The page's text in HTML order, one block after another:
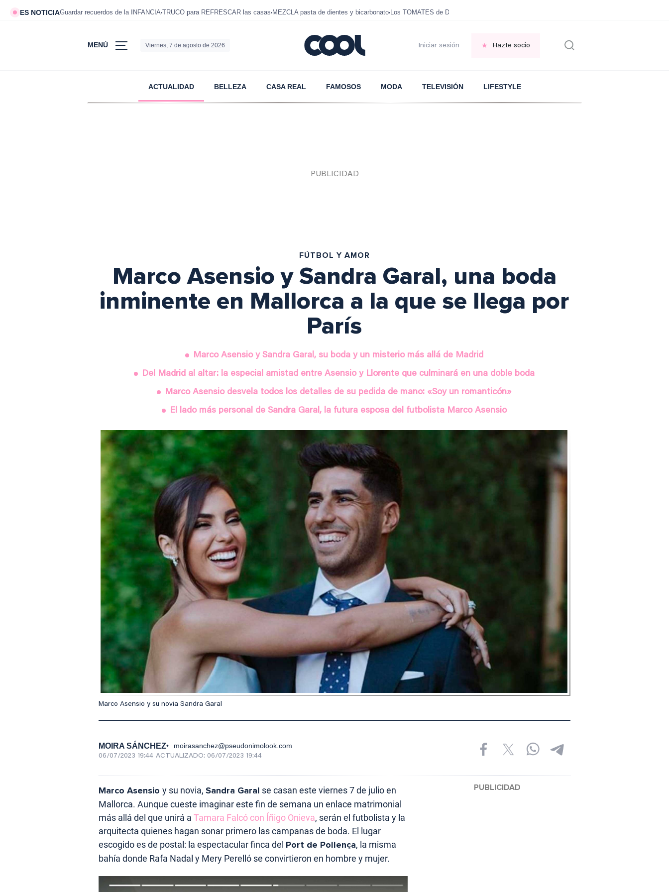
ES NOTICIAGuardar recuerdos de la INFANCIA TRUCO para REFRESCAR las casas MEZCLA pasta de dientes y bicarbonato Los TOMATES de Dani García
MENÚ Viernes, 7 de agosto de 2026 Iniciar sesión Hazte socio
ACTUALIDAD BELLEZA CASA REAL FAMOSOS MODA TELEVISIÓN LIFESTYLE
FÚTBOL Y AMOR
Marco Asensio y Sandra Garal, una boda
inminente en Mallorca a la que se llega por
París
Marco Asensio y Sandra Garal, su boda y un misterio más allá de Madrid
Del Madrid al altar: la especial amistad entre Asensio y Llorente que culminará en una doble boda
Marco Asensio desvela todos los detalles de su pedida de mano: «Soy un romanticón»
El lado más personal de Sandra Garal, la futura esposa del futbolista Marco Asensio
Marco Asensio y su novia Sandra Garal
MOIRA SÁNCHEZ moirasanchez@pseudonimolook.com
06/07/2023 19:44 ACTUALIZADO: 06/07/2023 19:44
Marco Asensio y su novia, Sandra Garal se casan este viernes 7 de julio en
Mallorca. Aunque cueste imaginar este fin de semana un enlace matrimonial
más allá del que unirá a Tamara Falcó con Íñigo Onieva, serán el futbolista y la
arquitecta quienes hagan sonar primero las campanas de boda. El lugar
escogido es de postal: la espectacular finca del Port de Pollença, la misma
bahía donde Rafa Nadal y Mery Perelló se convirtieron en hombre y mujer.